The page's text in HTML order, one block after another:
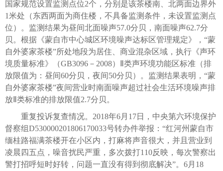
国家规范设置监测点位2个，分别是该茶楼南、北两面边界外
1米处（东西两面为商住楼，不具备监测条件，未设置监测点
位）。监测结果为昼间北面噪声57.0分贝，南面噪声62.7分
贝。根据《蒙自市中心城区环境噪声达标区管理规定》，“蒙
自外婆家茶楼”所处地段为居住、商业混杂区域，执行《声环
境质量标准》（GB3096－2008）Ⅱ类声环境功能区标准（排
放限值为：昼间60分贝，夜间50分贝）。监测结果表明，“蒙
自外婆家茶楼”夜间营业时南面噪声超过社会生活环境噪声排
放Ⅱ类标准的排放限值2.7分贝。
重复投诉复查情况。2018年6月17日，中央第六环境保护
督察组D530000201806170033号转办件举报：“红河州蒙自市
缅桂路福满茶楼开在小区内，打麻将声音很大，并且营业到
凌晨四五点，噪音扰民严重，多次拨打110反映，每次警察出
警打招呼短时好转，问题一直没有得到彻底解决”。6月18